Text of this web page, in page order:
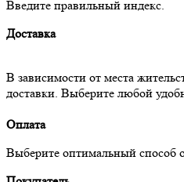
Введите правильный индекс.
Доставка
В зависимости от места
доставки. Выберите любой
Оплата
Выберите оптимальный способ